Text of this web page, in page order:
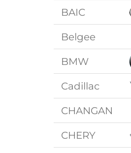
BAIC
Belgee
BMW
Cadillac
CHANGAN
CHERY